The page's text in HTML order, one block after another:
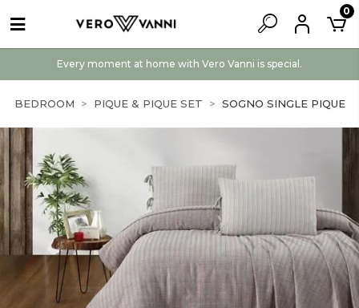
Every moment at home with Vero Vanni is special.
0
BEDROOM PIQUE & PIQUE SET SOGNO SINGLE PIQUE